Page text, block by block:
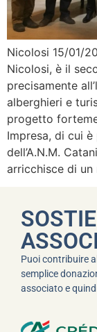
Nicolosi 15/01/
Nicolosi, è il
precisamente
alberghieri e
progetto
Impresa, di cui
dell’A.N.M.
arricchisce di
Puoi contribuire
semplice
associato e